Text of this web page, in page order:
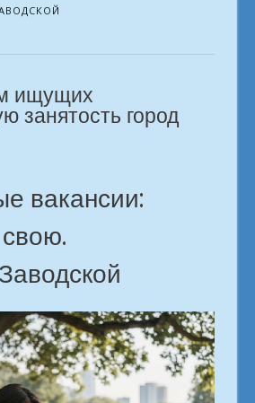
для
о
доходе
без
Заводской»
ищущих
занятость город
вакансии: